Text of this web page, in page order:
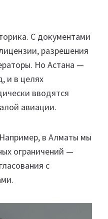
С документами
разрешения
Но Астана —
и в целях
вводятся
авиации.
в Алматы мы
ограничений —
с